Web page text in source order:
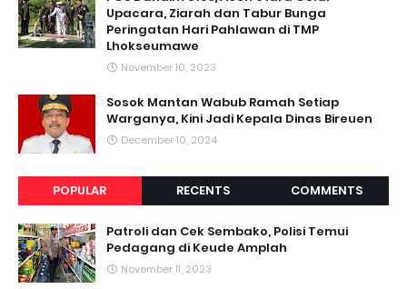
Upacara, Ziarah dan Tabur Bunga
Peringatan Hari Pahlawan di TMP
Lhokseumawe
November 10, 2023
Sosok Mantan Wabub Ramah Setiap
Warganya, Kini Jadi Kepala Dinas Bireuen
December 10, 2024
POPULAR RECENTS COMMENTS
Patroli dan Cek Sembako, Polisi Temui
Pedagang di Keude Amplah
November 11, 2023